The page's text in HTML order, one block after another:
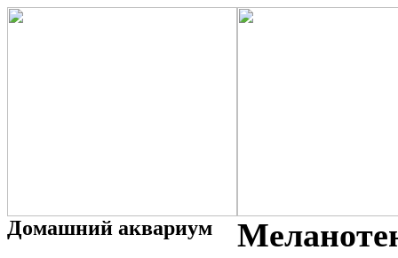
Домашний аквариум